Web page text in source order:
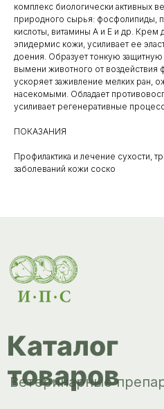
комплекс биологически активных
природного сырья: фосфолипиды,
кислоты, витамины А и Е и др. Крем
эпидермис кожи, усиливает ее
доения. Образует тонкую
вымени животного от
ускоряет заживление мелких ран,
насекомыми. Обладает
усиливает регенеративные
ПОКАЗАНИЯ
Профилактика и лечение сухости,
заболеваний кожи соско
Каталог
товаров
Инкубация
оплата
О компании
Ветеринарные препараты
Корма, кормовые добавки
Гигиенические средства
Дезинфекция, дезинсекция,